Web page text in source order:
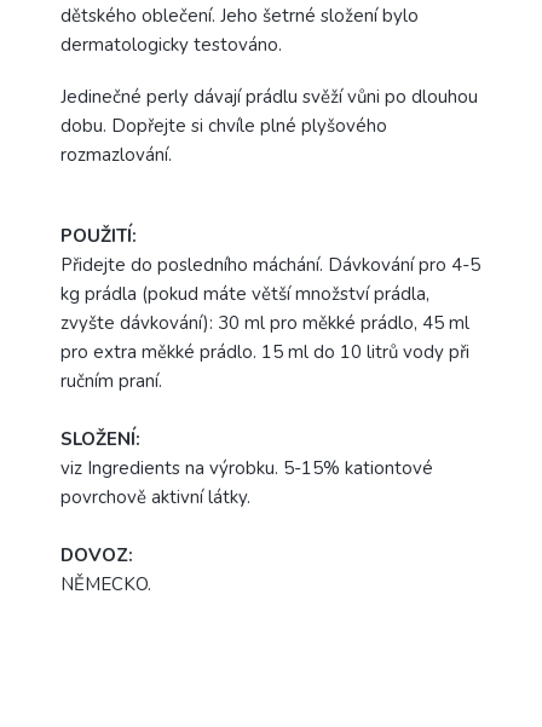
dětského oblečení. Jeho šetrné složení bylo
dermatologicky testováno.
Jedinečné perly dávají prádlu svěží vůni po dlouhou
dobu. Dopřejte si chvíle plné plyšového
rozmazlování.
POUŽITÍ:
Přidejte do posledního máchání. Dávkování pro 4-5
kg prádla (pokud máte větší množství prádla,
zvyšte dávkování): 30 ml pro měkké prádlo, 45 ml
pro extra měkké prádlo. 15 ml do 10 litrů vody při
ručním praní.
SLOŽENÍ:
viz Ingredients na výrobku. 5-15% kationtové
povrchově aktivní látky.
DOVOZ:
NĚMECKO.